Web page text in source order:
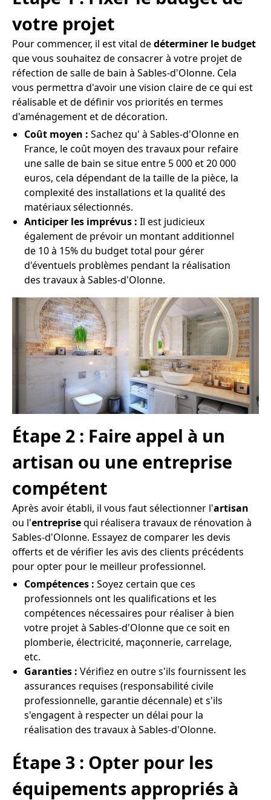
votre projet
Pour commencer, il est vital dedéterminer le budget
que vous souhaitez de consacrer à votre projet de
réfection de salle de bain à Sables-d'Olonne. Cela
vous permettra d'avoir une vision claire de ce qui est
réalisable et de définir vos priorités en termes
d'aménagement et de décoration.
Coût moyen : Sachez qu' à Sables-d'Olonne en
France, le coût moyen des travaux pour refaire
une salle de bain se situe entre 5 000 et 20 000
euros, cela dépendant de la taille de la pièce, la
complexité des installations et la qualité des
matériaux sélectionnés.
Anticiper les imprévus : Il est judicieux
également de prévoir un montant additionnel
de 10 à 15% du budget total pour gérer
d'éventuels problèmes pendant la réalisation
des travaux à Sables-d'Olonne.
Étape 2 : Faire appel à un
artisan ou une entreprise
compétent
Après avoir établi, il vous faut sélectionner l'artisan
ou l'entreprisequi réalisera travaux de rénovation à
Sables-d'Olonne. Essayez de comparer les devis
offerts et de vérifier les avis des clients précédents
pour opter pour le meilleur professionnel.
Compétences : Soyez certain que ces
professionnels ont les qualifications et les
compétences nécessaires pour réaliser à bien
votre projet à Sables-d'Olonne que ce soit en
plomberie, électricité, maçonnerie, carrelage,
etc.
Garanties : Vérifiez en outre s'ils fournissent les
assurances requises (responsabilité civile
professionnelle, garantie décennale) et s'ils
s'engagent à respecter un délai pour la
réalisation des travaux à Sables-d'Olonne.
Étape 3 : Opter pour les
équipements appropriés à